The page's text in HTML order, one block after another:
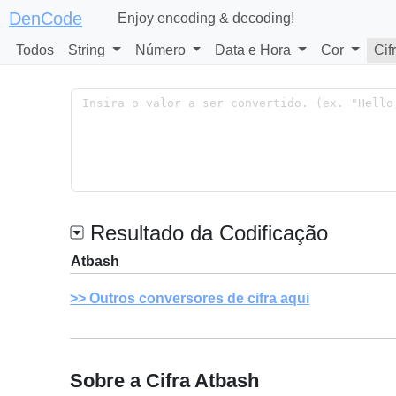
DenCode Enjoy encoding & decoding!
Todos String Número Data e Hora Cor
Resultado da Codificação
Atbash
Outros conversores de cifra aqui
Sobre a Cifra Atbash